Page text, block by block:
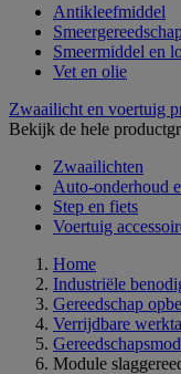
Antikleefmiddel
Smeermiddel en
Vet en olie
Zwaailicht en voertuig
Bekijk de hele
Zwaailichten
Auto-onderhoud
Step en fiets
Voertuig
Home
Industriële
Gereedschap
Verrijdbare
Module